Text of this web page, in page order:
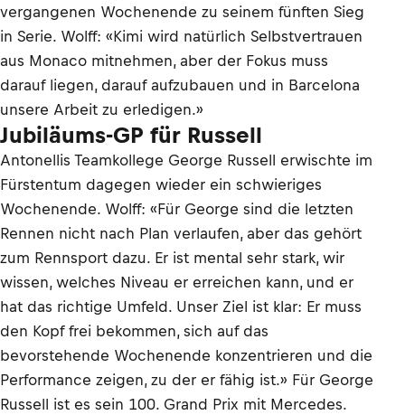
vergangenen Wochenende zu seinem fünften Sieg
in Serie. Wolff: «Kimi wird natürlich Selbstvertrauen
aus Monaco mitnehmen, aber der Fokus muss
darauf liegen, darauf aufzubauen und in Barcelona
unsere Arbeit zu erledigen.»
Jubiläums-GP für Russell
Antonellis Teamkollege George Russell erwischte im
Fürstentum dagegen wieder ein schwieriges
Wochenende. Wolff: «Für George sind die letzten
Rennen nicht nach Plan verlaufen, aber das gehört
zum Rennsport dazu. Er ist mental sehr stark, wir
wissen, welches Niveau er erreichen kann, und er
hat das richtige Umfeld. Unser Ziel ist klar: Er muss
den Kopf frei bekommen, sich auf das
bevorstehende Wochenende konzentrieren und die
Performance zeigen, zu der er fähig ist.» Für George
Russell ist es sein 100. Grand Prix mit Mercedes.